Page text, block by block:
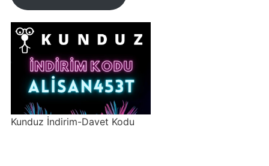
Kunduz İndirim-Davet Kodu